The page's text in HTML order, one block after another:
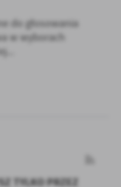
do głosowania
w wyborach
TYLKO PRZEZ